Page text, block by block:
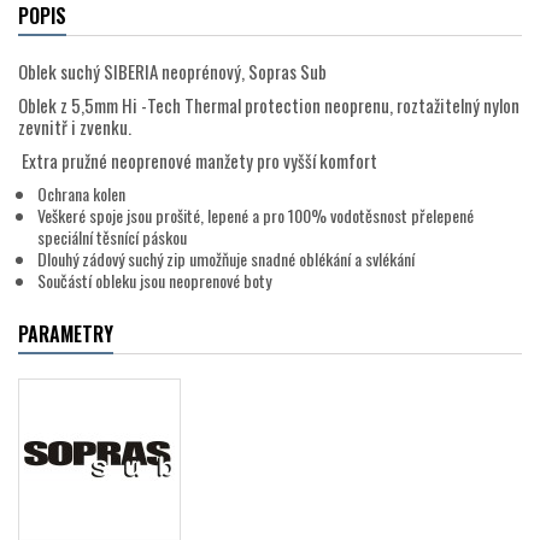
POPIS
Oblek suchý SIBERIA neoprénový, Sopras Sub
Oblek z 5,5mm Hi -Tech Thermal protection neoprenu, roztažitelný nylon
zevnitř i zvenku.
Extra pružné neoprenové manžety pro vyšší komfort
Ochrana kolen
Veškeré spoje jsou prošité, lepené a pro 100% vodotěsnost přelepené
speciální těsnící páskou
Dlouhý zádový suchý zip umožňuje snadné oblékání a svlékání
Součástí obleku jsou neoprenové boty
PARAMETRY